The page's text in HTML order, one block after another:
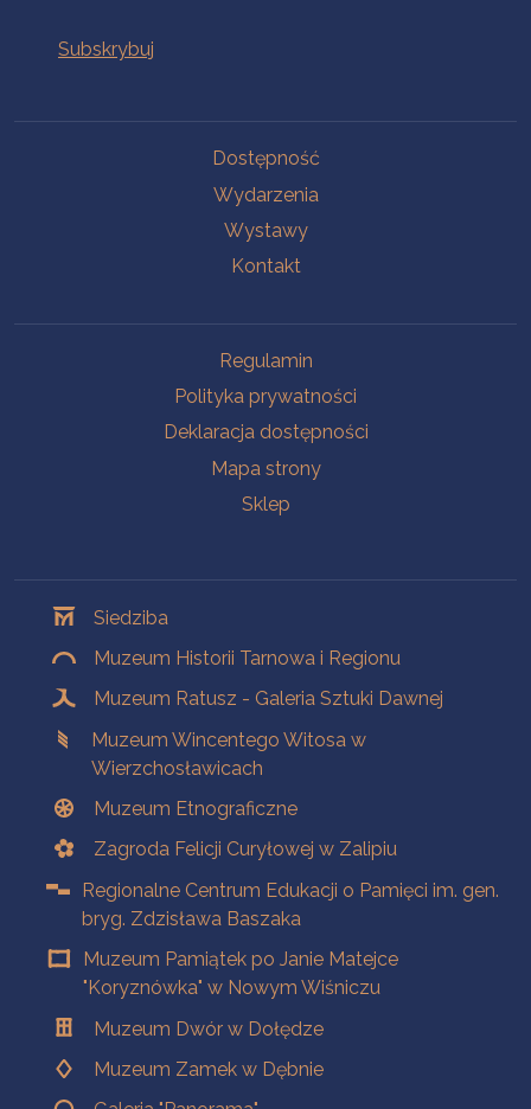
Dostępność
Wydarzenia
Wystawy
Kontakt
Regulamin
Polityka prywatności
Deklaracja dostępności
Mapa strony
Sklep
Siedziba
Muzeum Historii Tarnowa i Regionu
Muzeum Ratusz - Galeria Sztuki Dawnej
Muzeum Wincentego Witosa w
Wierzchosławicach
Muzeum Etnograficzne
Zagroda Felicji Curyłowej w Zalipiu
Regionalne Centrum Edukacji o Pamięci im. gen.
bryg. Zdzisława Baszaka
Muzeum Pamiątek po Janie Matejce
"Koryznówka" w Nowym Wiśniczu
Muzeum Dwór w Dołędze
Muzeum Zamek w Dębnie